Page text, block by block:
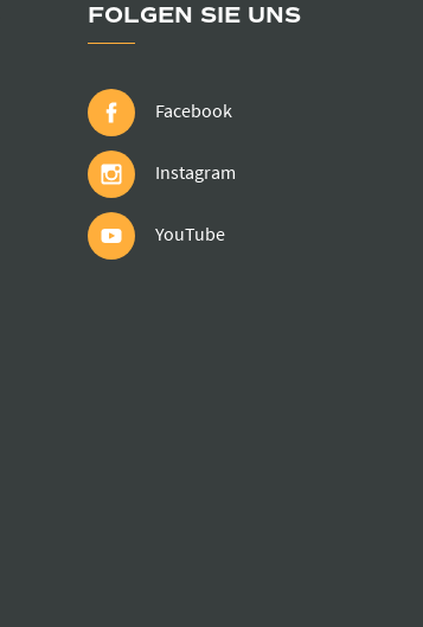
FOLGEN SIE UNS
Facebook
Instagram
YouTube